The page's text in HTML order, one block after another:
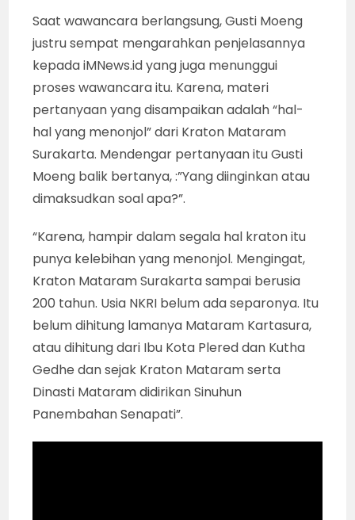
Saat wawancara berlangsung, Gusti Moeng
justru sempat mengarahkan penjelasannya
kepada iMNews.id yang juga menunggui
proses wawancara itu. Karena, materi
pertanyaan yang disampaikan adalah “hal-
hal yang menonjol” dari Kraton Mataram
Surakarta. Mendengar pertanyaan itu Gusti
Moeng balik bertanya, :”Yang diinginkan atau
dimaksudkan soal apa?”.
“Karena, hampir dalam segala hal kraton itu
punya kelebihan yang menonjol. Mengingat,
Kraton Mataram Surakarta sampai berusia
200 tahun. Usia NKRI belum ada separonya. Itu
belum dihitung lamanya Mataram Kartasura,
atau dihitung dari Ibu Kota Plered dan Kutha
Gedhe dan sejak Kraton Mataram serta
Dinasti Mataram didirikan Sinuhun
Panembahan Senapati”.